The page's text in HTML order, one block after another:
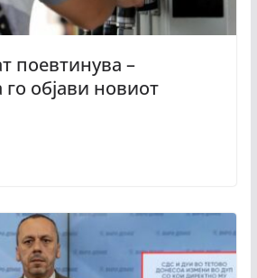
поевтинува –
го објави новиот